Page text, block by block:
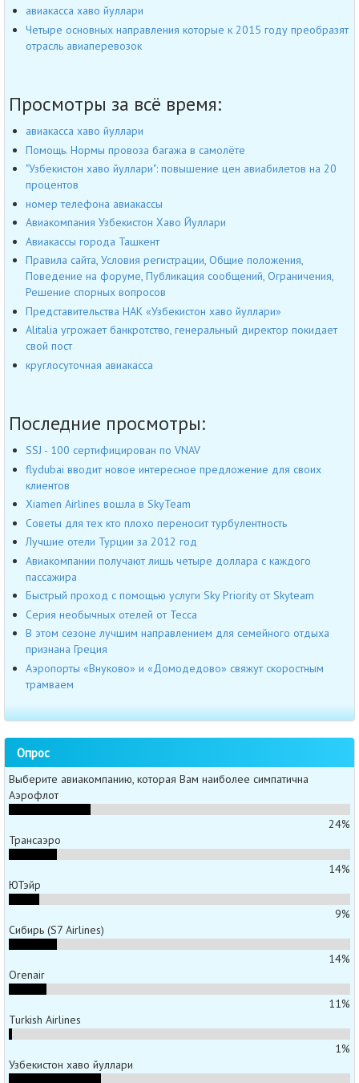
авиакасса хаво йуллари
Четыре основных направления которые к 2015 году преобразят
отрасль авиаперевозок
Просмотры за всё время:
авиакасса хаво йуллари
Помощь. Нормы провоза багажа в самолёте
"Узбекистон хаво йуллари": повышение цен авиабилетов на 20
процентов
номер телефона авиакассы
Авиакомпания Узбекистон Хаво Йуллари
Авиакассы города Ташкент
Правила сайта, Условия регистрации, Общие положения,
Поведение на форуме, Публикация сообщений, Ограничения,
Решение спорных вопросов
Представительства НАК «Узбекистон хаво йуллари»
Alitalia угрожает банкротство, генеральный директор покидает
свой пост
круглосуточная авиакасса
Последние просмотры:
SSJ - 100 сертифицирован по VNAV
flydubai вводит новое интересное предложение для своих
клиентов
Xiamen Airlines вошла в SkyTeam
Советы для тех кто плохо переносит турбулентность
Лучшие отели Турции за 2012 год
Авиакомпании получают лишь четыре доллара с каждого
пассажира
Быстрый проход с помощью услуги Sky Priority от Skyteam
Серия необычных отелей от Tecca
В этом сезоне лучшим направлением для семейного отдыха
признана Греция
Аэропорты «Внуково» и «Домодедово» свяжут скоростным
трамваем
Опрос
Выберите авиакомпанию, которая Вам наиболее симпатична
Аэрофлот
24%
Трансаэро
14%
ЮТэйр
9%
Сибирь (S7 Airlines)
14%
Orenair
11%
Turkish Airlines
1%
Узбекистон хаво йуллари